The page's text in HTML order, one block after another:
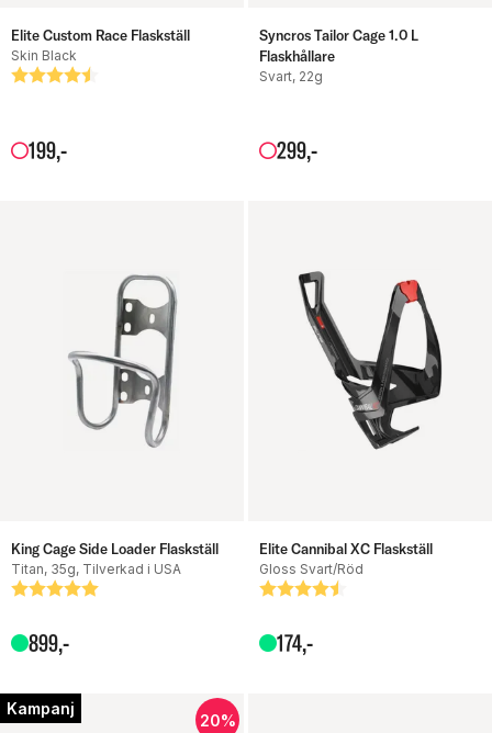
Elite Custom Race Flaskställ
Skin Black
Betyg:
4.5 utav 5 stjärnor
199,-
Syncros Tailor Cage 1.0 L
Flaskhållare
Svart, 22g
299,-
King Cage Side Loader Flaskställ
Titan, 35g, Tilverkad i USA
Betyg:
5.0 utav 5 stjärnor
899,-
Elite Cannibal XC Flaskställ
Gloss Svart/Röd
Betyg:
4.4 utav 5 stjärnor
174,-
Kampanj
20%